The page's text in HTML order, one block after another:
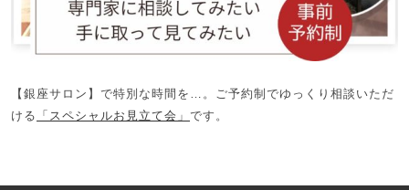
【銀座サロン】で特別な時間を…。ご予約制でゆっくり相談いただ
ける 「スペシャルお見立て会」 です。